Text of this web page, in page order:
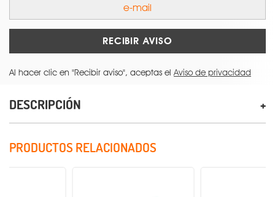
RECIBIR AVISO
Al hacer clic en "Recibir aviso", aceptas el Aviso de privacidad
DESCRIPCIÓN
PRODUCTOS RELACIONADOS